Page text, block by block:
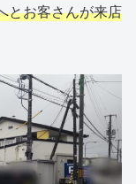
とお客さんが来店